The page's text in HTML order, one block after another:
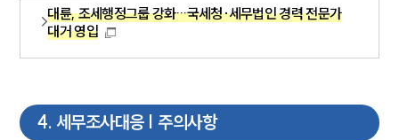
대륜, 조세행정그룹 강화…국세청·세무법인 경력 전문가
대거 영입
4. 세무조사대응 | 주의사항